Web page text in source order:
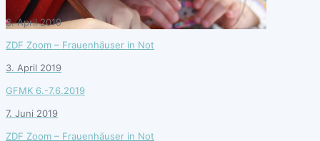
3. April 2019
ZDF Zoom – Frauenhäuser in Not
3. April 2019
GFMK 6.-7.6.2019
7. Juni 2019
ZDF Zoom – Frauenhäuser in Not